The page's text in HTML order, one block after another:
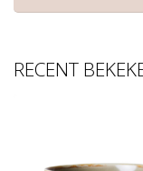
RECENT